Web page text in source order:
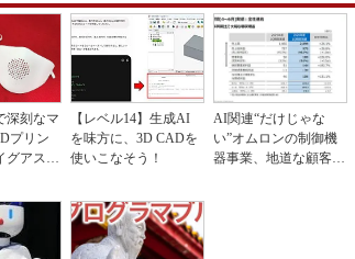
深刻なマ
プリン
グアスが
【レベル14】生成AI
を味方に、3D CADを
使いこなそう！
AI関連“だけじゃな
い”オムロンの制御機
器事業、地道な顧客基